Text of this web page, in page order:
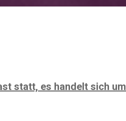
statt, es handelt sich um